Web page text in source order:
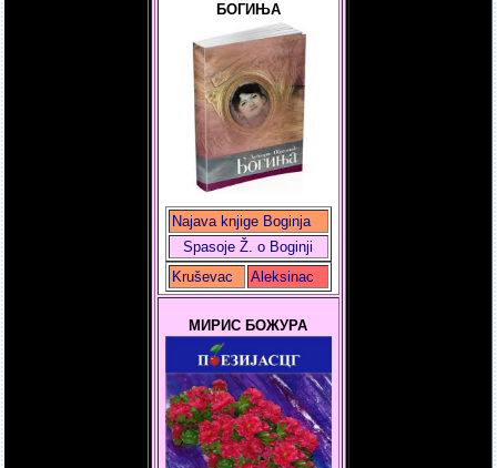
БОГИЊА
Najava knjige Boginja
Spasoje Ž. o Boginji
Kruševac
Aleksinac
МИРИС БОЖУРА